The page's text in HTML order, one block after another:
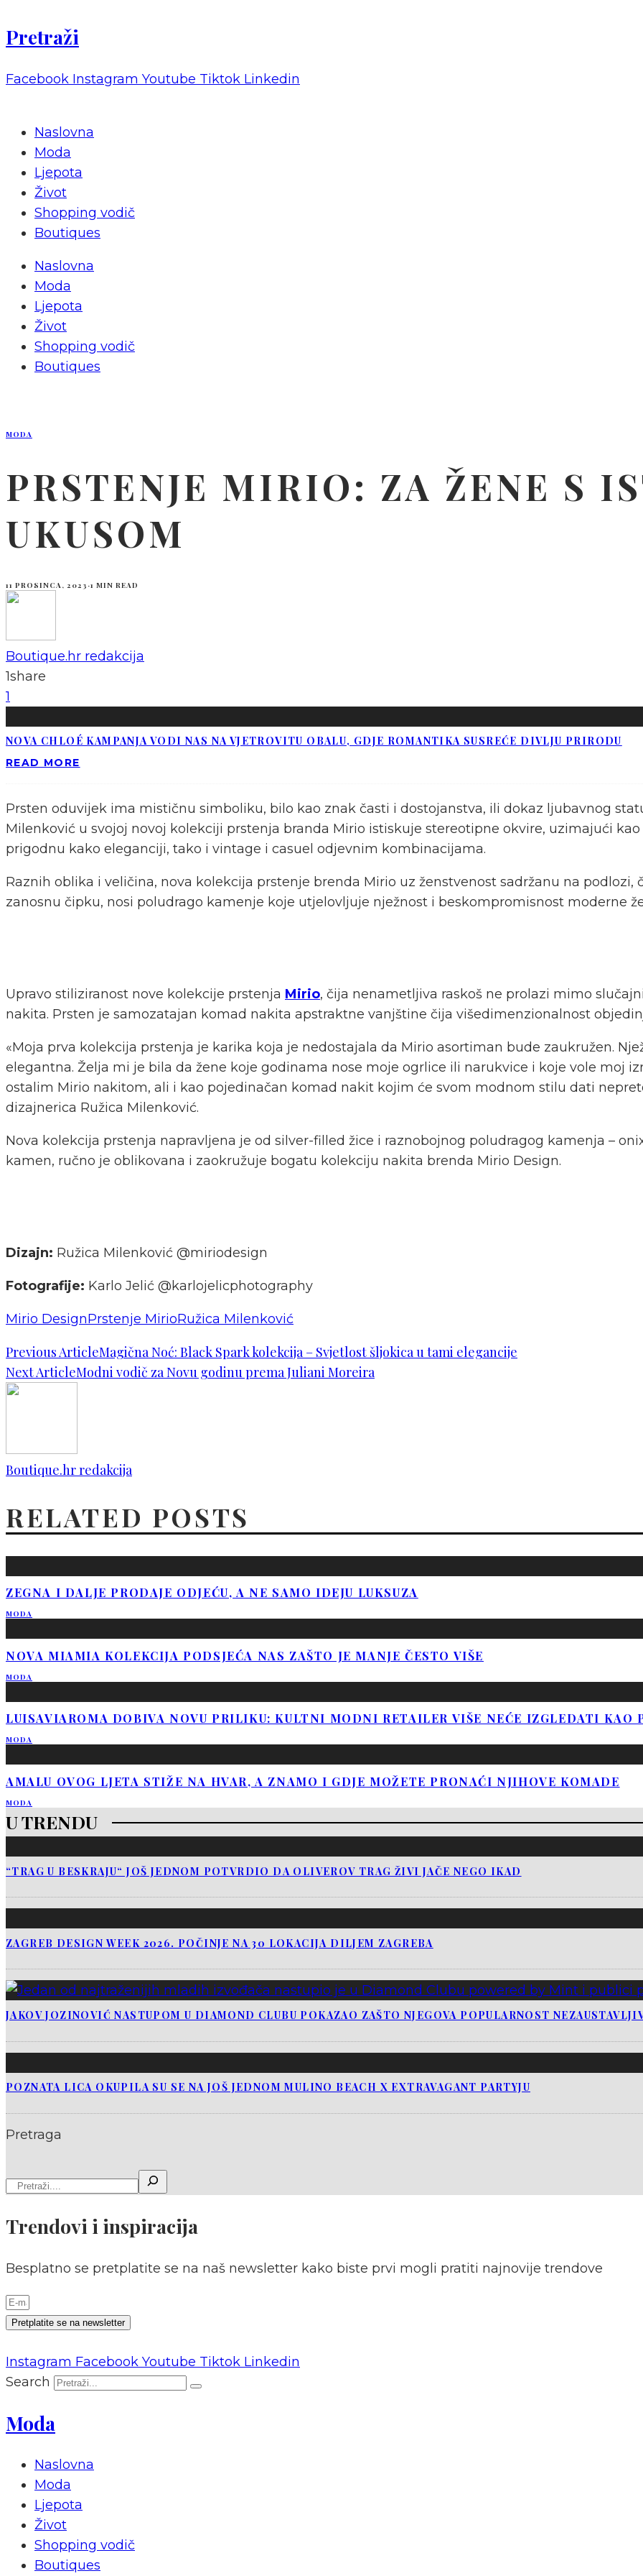
Pretraži
Facebook Instagram Youtube Tiktok Linkedin
Naslovna
Moda
Ljepota
Život
Shopping vodič
Boutiques
Naslovna
Moda
Ljepota
Život
Shopping vodič
Boutiques
MODA
PRSTENJE MIRIO: ZA ŽENE S
UKUSOM
11 PROSINCA, 2023 ·1 MIN READ
Boutique.hr redakcija
1share
1
NOVA CHLOÉ KAMPANJA VODI NAS NA VJETROVITU OBALU, GDJE ROMANTIKA SUSREĆE DIVLJU PRIRODU
READ MORE
Prsten oduvijek ima mističnu simboliku, bilo kao znak časti i dostojanstva, ili dokaz ljubavnog
Milenković u svojoj novoj kolekciji prstenja branda Mirio istiskuje stereotipne okvire, uzimajući kao
prigodnu kako eleganciji, tako i vintage i casuel odjevnim kombinacijama.
Raznih oblika i veličina, nova kolekcija prstenje brenda Mirio uz ženstvenost sadržanu na
zanosnu čipku, nosi poludrago kamenje koje utjelovljuje nježnost i beskompromisnost moderne
Upravo stiliziranost nove kolekcije prstenja Mirio, čija nenametljiva raskoš ne prolazi mimo
nakita. Prsten je samozatajan komad nakita apstraktne vanjštine čija višedimenzionalnost
«Moja prva kolekcija prstenja je karika koja je nedostajala da Mirio asortiman bude zaukružen.
elegantna. Želja mi je bila da žene koje godinama nose moje ogrlice ili narukvice i koje vole moj
ostalim Mirio nakitom, ali i kao pojedinačan komad nakit kojim će svom modnom stilu dati
dizajnerica Ružica Milenković.
Nova kolekcija prstenja napravljena je od silver-filled žice i raznobojnog poludragog kamenja –
kamen, ručno je oblikovana i zaokružuje bogatu kolekciju nakita brenda Mirio Design.
Dizajn: Ružica Milenković @miriodesign
Fotografije: Karlo Jelić @karlojelicphotography
Mirio DesignPrstenje MirioRužica Milenković
Previous ArticleMagična Noć: Black Spark kolekcija – Svjetlost šljokica u tami elegancije
Next ArticleModni vodič za Novu godinu prema Juliani Moreira
Boutique.hr redakcija
RELATED POSTS
ZEGNA I DALJE PRODAJE ODJEĆU, A NE SAMO IDEJU LUKSUZA
MODA
NOVA MIAMIA KOLEKCIJA PODSJEĆA NAS ZAŠTO JE MANJE ČESTO VIŠE
MODA
LUISAVIAROMA DOBIVA NOVU PRILIKU: KULTNI MODNI RETAILER VIŠE NEĆE IZGLEDATI KAO
MODA
AMALU OVOG LJETA STIŽE NA HVAR, A ZNAMO I GDJE MOŽETE PRONAĆI NJIHOVE KOMADE
MODA
U TRENDU
“TRAG U BESKRAJU“ JOŠ JEDNOM POTVRDIO DA OLIVEROV TRAG ŽIVI JAČE NEGO IKAD
ZAGREB DESIGN WEEK 2026. POČINJE NA 30 LOKACIJA DILJEM ZAGREBA
JAKOV JOZINOVIĆ NASTUPOM U DIAMOND CLUBU POKAZAO ZAŠTO NJEGOVA POPULARNOST
POZNATA LICA OKUPILA SU SE NA JOŠ JEDNOM MULINO BEACH X EXTRAVAGANT PARTYJU
Pretraga
Trendovi i inspiracija
Besplatno se pretplatite se na naš newsletter kako biste prvi mogli pratiti najnovije trendove
Pretplatite se na newsletter
Instagram Facebook Youtube Tiktok Linkedin
Search
Moda
Naslovna
Moda
Ljepota
Život
Shopping vodič
Boutiques